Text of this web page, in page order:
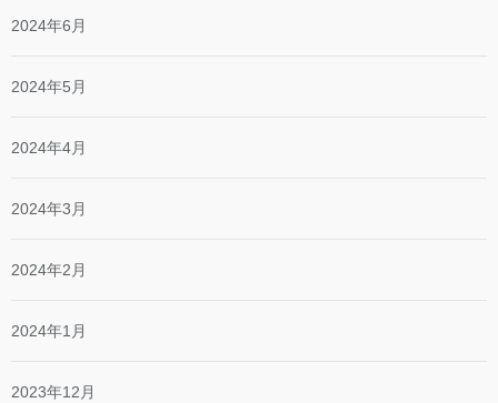
2024年6月
2024年5月
2024年4月
2024年3月
2024年2月
2024年1月
2023年12月